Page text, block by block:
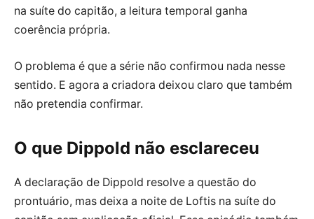
na suíte do capitão, a leitura temporal ganha
coerência própria.
O problema é que a série não confirmou nada nesse
sentido. E agora a criadora deixou claro que também
não pretendia confirmar.
O que Dippold não esclareceu
A declaração de Dippold resolve a questão do
prontuário, mas deixa a noite de Loftis na suíte do